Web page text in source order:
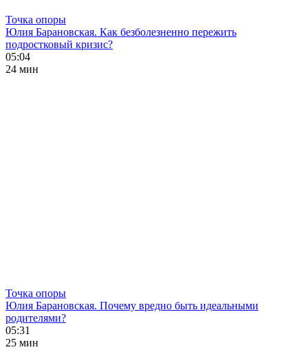
Точка опоры
Юлия Барановская. Как безболезненно пережить
подростковый кризис?
05:04
24 мин
Точка опоры
Юлия Барановская. Почему вредно быть идеальными
родителями?
05:31
25 мин